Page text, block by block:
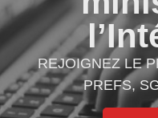
REJOIGNEZ LE
PREFS,